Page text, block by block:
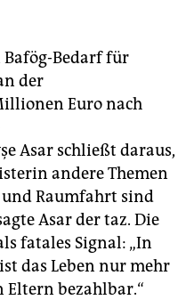
Bedarf für
der
Euro nach
Asar schließt daraus,
andere Themen
und Raumfahrt sind
Asar der taz. Die
fatales Signal: „In
das Leben nur mehr
bezahlbar.“